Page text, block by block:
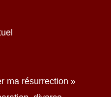
ma résurrection »